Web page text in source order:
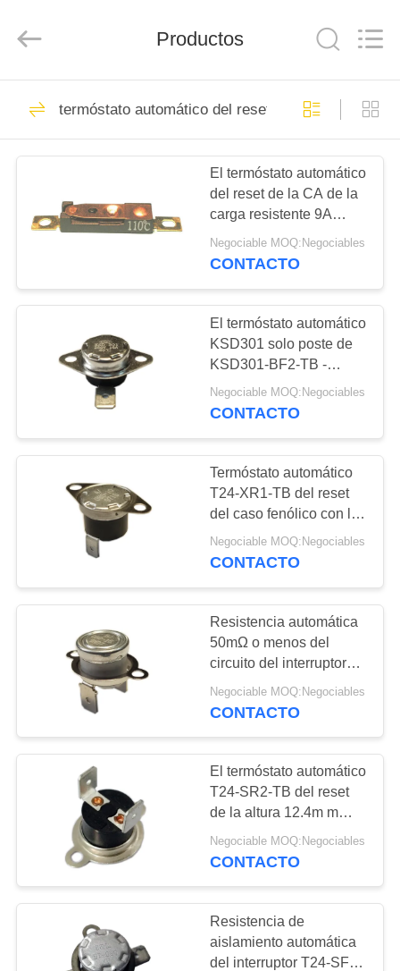
HOGAR
PRODUCTOS
VIDEOS
SHOW
SOBRE
NOSOTROS
VIAJE
DE
FÁBRICA
DE
CALIDAD
ÉNTRENOS
CONTACTO
NOTICIAS
CASOS
Rights
termóstato ksd301
termóstato
automático del reset
47
Termóstato del reset
manual
20
interruptor termal
ksd301
58
interruptor
basculante
Productos
termóstato automático del reset
El termóstato automático
del reset de la CA de la
carga resistente 9A
250V reajustó a los
temporeros 15K~50K
Negociable MOQ:Negociables
CONTACTO
El termóstato automático
KSD301 solo poste de
KSD301-BF2-TB -
escoja la altura 12.4m m
del tiro
Negociable MOQ:Negociables
CONTACTO
Termóstato automático
T24-XR1-TB del reset
del caso fenólico con los
temporeros de
funcionamiento
Negociable MOQ:Negociables
CONTACTO
Resistencia automática
50mΩ o menos del
circuito del interruptor
termal Ksd301 de T24-
SR9-CB
Negociable MOQ:Negociables
CONTACTO
El termóstato automático
T24-SR2-TB del reset
de la altura 12.4m m
escoge a poste - escoja
el tiro
Negociable MOQ:Negociables
CONTACTO
Resistencia de
aislamiento automática
del interruptor T24-SF2-